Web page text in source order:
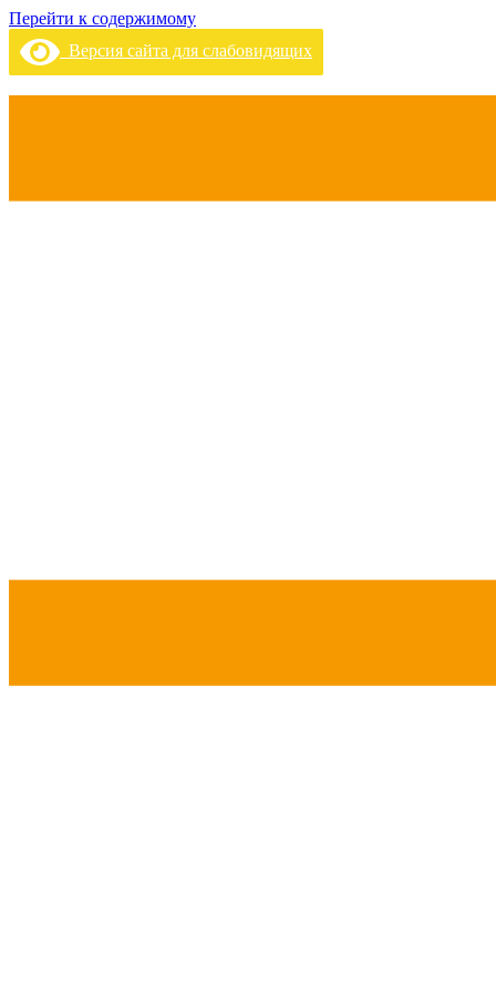
Перейти к содержимому
Версия сайта для слабовидящих